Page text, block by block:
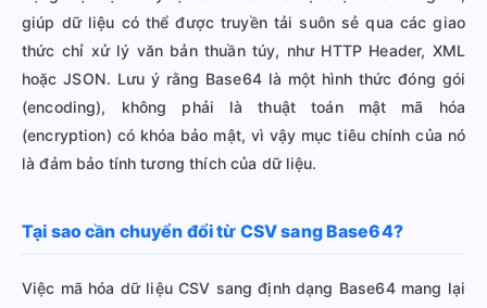
giúp dữ liệu có thể được truyền tải suôn sẻ qua các giao
thức chỉ xử lý văn bản thuần túy, như HTTP Header, XML
hoặc JSON. Lưu ý rằng Base64 là một hình thức đóng gói
(encoding), không phải là thuật toán mật mã hóa
(encryption) có khóa bảo mật, vì vậy mục tiêu chính của nó
là đảm bảo tính tương thích của dữ liệu.
Tại sao cần chuyển đổi từ CSV sang Base64?
Việc mã hóa dữ liệu CSV sang định dạng Base64 mang lại